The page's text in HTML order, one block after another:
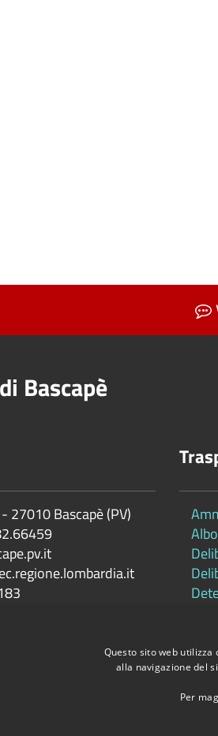
Bascapè
27010 Bascapè (PV)
Questo sito web
alla navigazione del
Per